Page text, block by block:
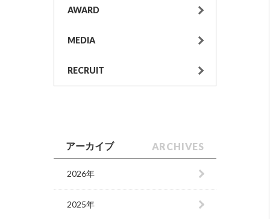
AWARD
MEDIA
RECRUIT
アーカイブ ARCHIVES
2026年
2025年